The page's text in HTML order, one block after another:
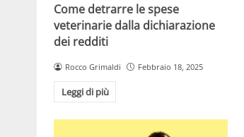
Come detrarre le spese
veterinarie dalla dichiarazione
dei redditi
Rocco Grimaldi Febbraio 18, 2025
Leggi di più